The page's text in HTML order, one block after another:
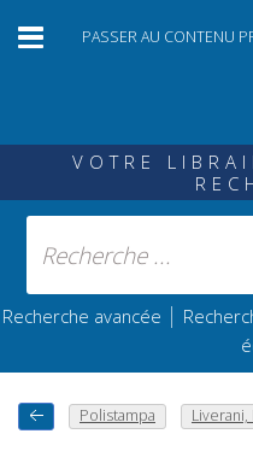
PASSER AU CONTENU
VOTRE
Recherche avancée |
Polistampa